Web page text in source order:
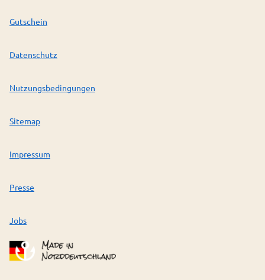
Gutschein
Datenschutz
Nutzungsbedingungen
Sitemap
Impressum
Presse
Jobs